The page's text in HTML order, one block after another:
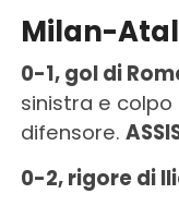
Milan-
0-1, gol di
sinistra e
difensore.
0-2, rigore di